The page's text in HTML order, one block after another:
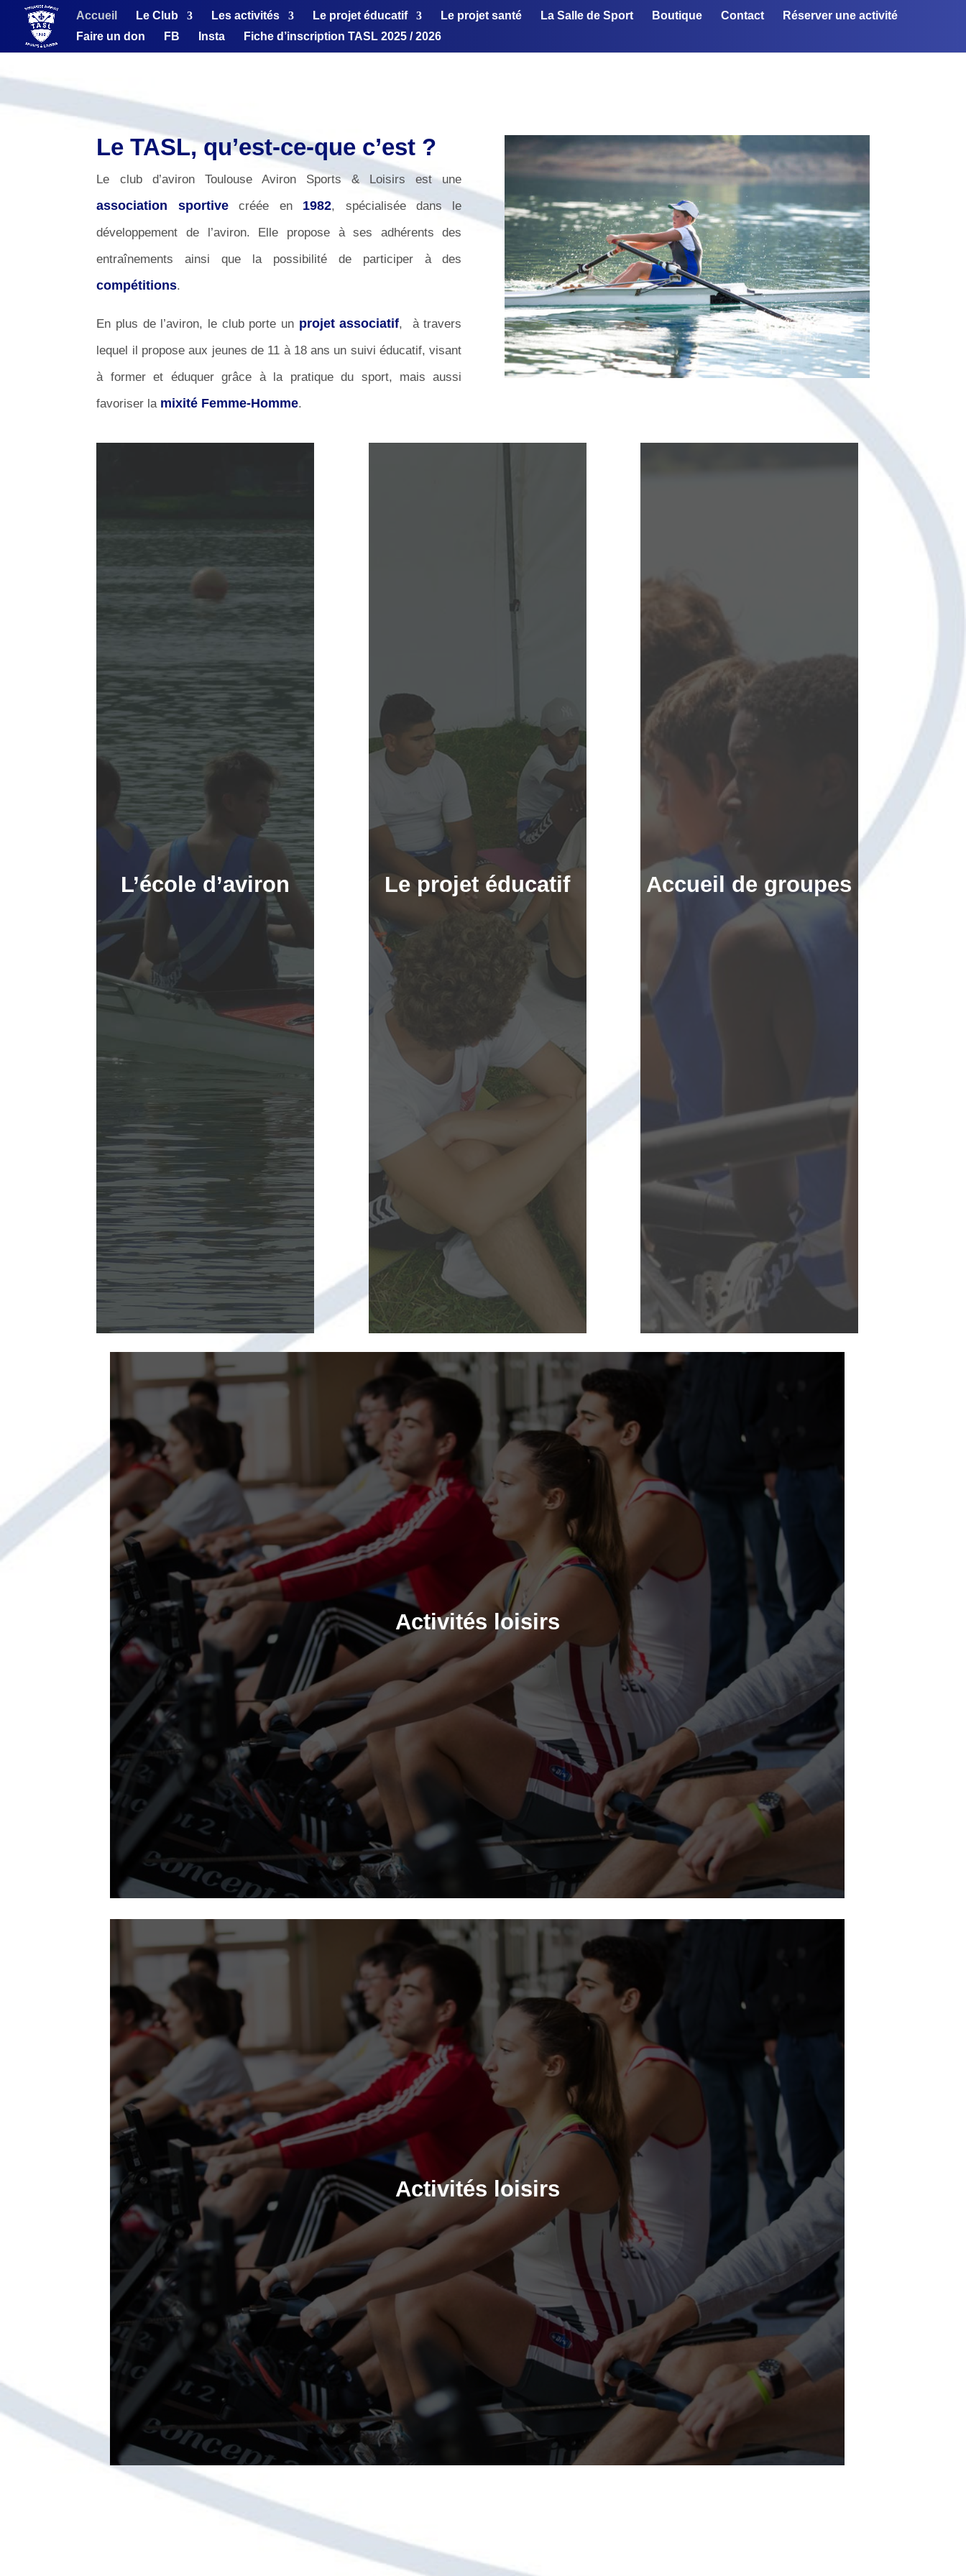
Accueil Le Club Les activités Le projet éducatif Le projet santé La Salle de Sport Boutique Contact
Réserver une activité
Faire un don
FB Insta Fiche d’inscription TASL 2025 / 2026
Le TASL, qu’est-ce-que c’est ?
Le club d’aviron Toulouse Aviron Sports & Loisirs est une
association sportivecréée en 1982, spécialisée dans le
développement de l’aviron. Elle propose à ses adhérents des
entraînements ainsi que la possibilité de participer à des
compétitions.
En plus de l’aviron, le club porte un projet associatif, à travers
lequel il propose aux jeunes de 11 à 18 ans un suivi éducatif, visant
à former et éduquer grâce à la pratique du sport, mais aussi
favoriser la mixité Femme-Homme.
L’école d’aviron Le projet éducatif Accueil de groupes
Activités loisirs
Activités loisirs